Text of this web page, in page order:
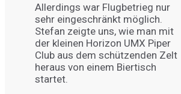
Allerdings war Flugbetrieg nur
sehr eingeschränkt möglich.
Stefan zeigte uns, wie man mit
der kleinen Horizon UMX Piper
Club aus dem schützenden Zelt
heraus von einem Biertisch
startet.